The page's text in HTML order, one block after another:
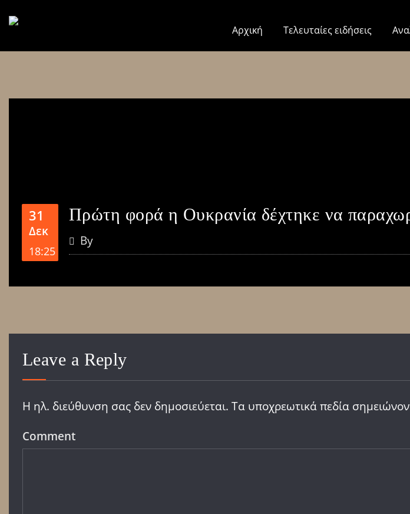
Αρχική Τελευταίες ειδήσεις
31
Δεκ
18:25
Πρώτη φορά η Ουκρανία δέχτηκε να
By
Leave a Reply
Η ηλ. διεύθυνση σας δεν δημοσιεύεται. Τα υποχρεωτικά πεδία
Comment